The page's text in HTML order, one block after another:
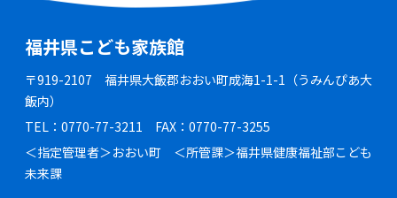
福井県こども家族館
〒919-2107 福井県大飯郡おおい町成海1-1-1（うみんぴあ大
飯内）
TEL：0770-77-3211 FAX：0770-77-3255
＜指定管理者＞おおい町 ＜所管課＞福井県健康福祉部こども
未来課